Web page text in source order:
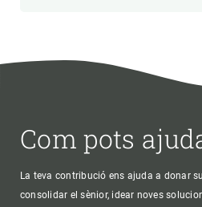
Com pots
La teva contribució ens ajuda a donar
consolidar el sènior, idear noves